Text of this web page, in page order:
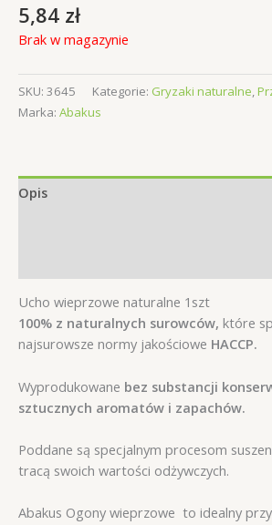
5,84 zł
Brak w magazynie
SKU: 3645 Kategorie: Gryzaki naturalne
Marka: Abakus
Opis
Ucho wieprzowe naturalne 1szt
100% z naturalnych surowców, które
najsurowsze normy jakościowe HACCP.
Wyprodukowane bez substancji
sztucznych aromatów i zapachów.
Poddane są specjalnym procesom
tracą swoich wartości odżywczych.
Abakus Ogony wieprzowe to idealny